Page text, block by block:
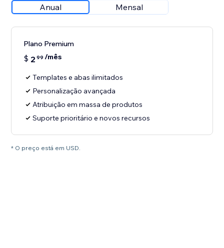
Anual Mensal
Plano Premium
$ 2 99 /mês
Templates e abas ilimitados
Personalização avançada
Atribuição em massa de produtos
Suporte prioritário e novos recursos
* O preço está em USD.